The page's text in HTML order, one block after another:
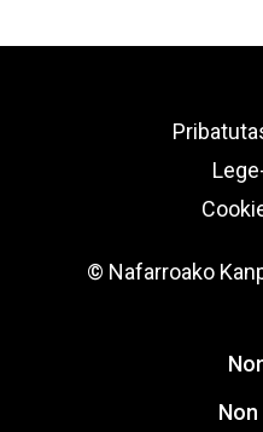
© Nafarroako
Non